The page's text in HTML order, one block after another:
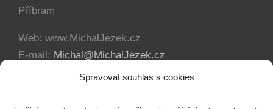
Spravovat souhlas s cookies
Příbram
Web: www.MichalJezek.cz
E-mail: Michal@MichalJezek.cz
+420 777 346 649